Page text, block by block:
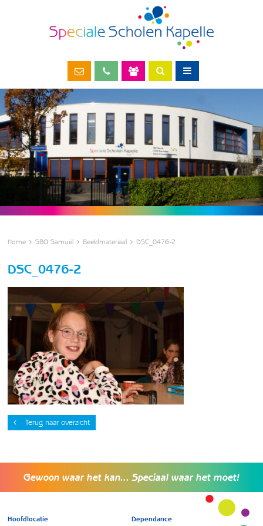
Home SBO Samuël Beeldmateriaal DSC_0476-2
DSC_0476-2
Terug naar overzicht
Gewoon waar het kan... Speciaal waar het moet!
Hoofdlocatie Dependance